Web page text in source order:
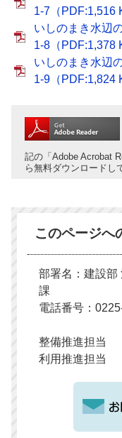
1-7（PDF:1,516
いしのまき水辺
1-8（PDF:1,378
いしのまき水辺
1-9（PDF:1,824
記の「Adobe Acrobat
ら無料ダウンロードし
このページへ
部署名：建設部
課
電話番号：
整備推進担当
利用推進担当